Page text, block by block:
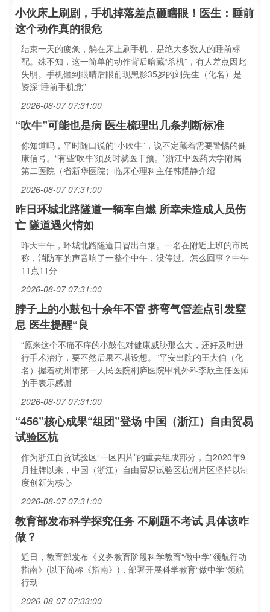
小伙床上刷剧，手机掉落差点砸瞎眼！医生：睡前
这个动作真的很危
结束一天的疲惫，躺在床上刷手机，是绝大多数人的睡前标
配。殊不知，这一简单的动作背后暗藏“杀机”，有人差点因此
失明。手机砸到眼睛后眼前现黑影35岁的刘先生（化名）是
资深“睡前手机党”
2026-08-07 07:31:00
“吹牛”可能也是病 医生梳理出几条判断标准
你知道吗，平时随口说的“小吹牛”，说不定藏着需要警惕的健
康信号。“有些‘吹牛’须及时就医干预。”浙江中医药大学附属
第二医院（省新华医院）临床心理科主任韩耀静介绍
2026-08-07 07:31:00
昨日环城北路隧道一辆车自燃 所幸未造成人员伤
亡 隧道遇火情如
昨天中午，环城北路隧道口冒出白烟。一名在附近上班的市民
称，消防车的声音响了一整个中午，没停过。怎么回事？中午
11点11分
2026-08-07 07:31:00
脖子上的小鼓包十余年不管 挤弯气管差点引发窒
息 医生提醒“良
“原来这个不痛不痒的小鼓包对健康威胁那么大，还好及时进
行手术治疗，要不然后果不堪设想。”平安出院的王大伯（化
名）握着杭州市第一人民医院桐庐医院甲乳外科李欣主任医师
的手表示感谢
2026-08-07 07:31:00
“456”核心成果“组团”登场 中国（浙江）自由贸易
试验区杭
作为浙江自贸试验区“一区四片”的重要组成部分，自2020年9
月挂牌以来，中国（浙江）自由贸易试验区杭州片区坚持以制
度创新为核心
2026-08-07 07:31:00
教育部发布科学探究任务 不刷题不考试 具体该咋
做？
近日，教育部发布《义务教育阶段科学教育“做中学”领航行动
指南》(以下简称《指南》)，部署开展科学教育“做中学”领航
行动
2026-08-07 07:33:00